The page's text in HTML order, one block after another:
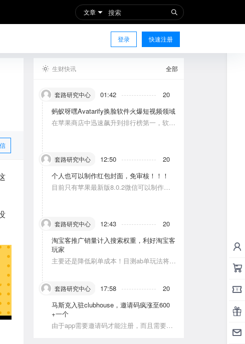
文章
登录 快速注册
生财快讯 全部
套路研究中心 01:42
20
蚂蚁呀嘿Avatarify换脸软件火爆短视频领域
在苹果商店中迅速飙升到排行榜第一，软件
套路研究中心 12:50
20
个人也可以制作红包封面，免审核！！！
目前只有苹果最新版8.0.2微信可以制作，
套路研究中心 12:43
20
淘宝客推广销量计入搜索权重，利好淘宝客
玩家
主要还是降低刷单成本！目测ab单玩法将会
套路研究中心 17:58
20
马斯克入驻clubhouse，邀请码疯涨至600
+一个
由于app需要邀请码才能注册，而且需要美